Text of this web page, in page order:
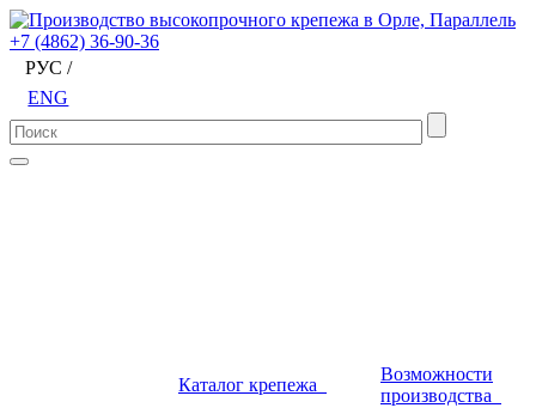
+7 (4862) 36-90-36
РУС /
ENG
Каталог крепежа
Возможности
производства